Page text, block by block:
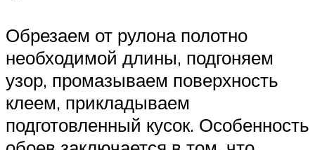
Обрезаем от рулона полотно
необходимой длины, подгоняем
узор, промазываем поверхность
клеем, прикладываем
подготовленный кусок. Особенность